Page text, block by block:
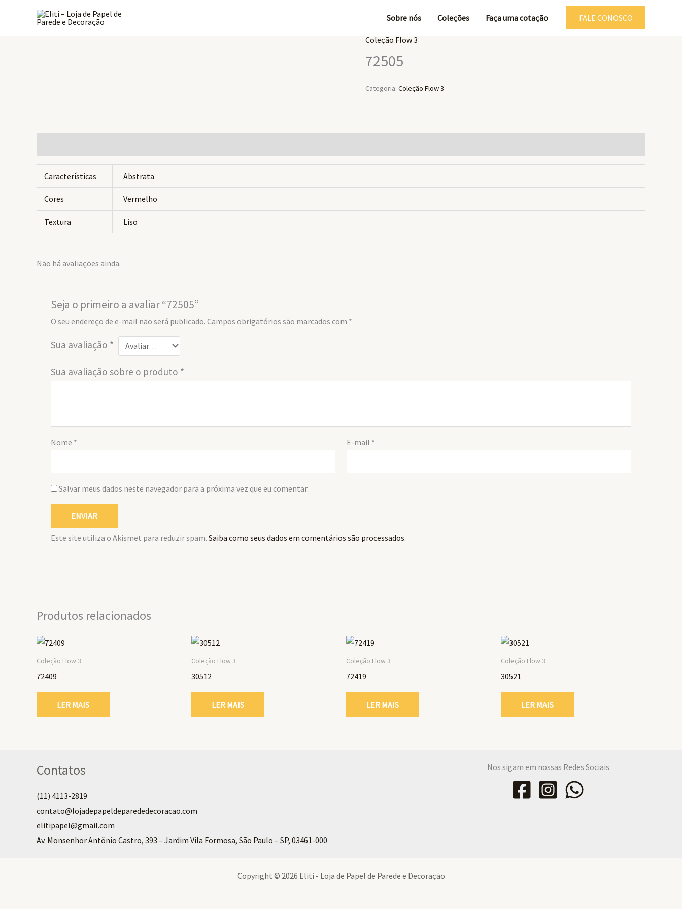
Sobre nós Coleções Faça uma cotação FALE CONOSCO
Coleção Flow 3
72505
Categoria: Coleção Flow 3
Características Abstrata
Cores Vermelho
Textura Liso
Não há avaliações ainda.
Seja o primeiro a avaliar “72505”
O seu endereço de e-mail não será publicado. Campos obrigatórios são marcados com *
Sua avaliação *
Sua avaliação sobre o produto *
Nome * E-mail *
Salvar meus dados neste navegador para a próxima vez que eu comentar.
Este site utiliza o Akismet para reduzir spam. Saiba como seus dados em comentários são processados.
Produtos relacionados
Coleção Flow 3
72409
LER MAIS
Coleção Flow 3
30512
LER MAIS
Coleção Flow 3
72419
LER MAIS
Coleção Flow 3
30521
LER MAIS
Contatos
(11) 4113-2819
contato@lojadepapeldeparededecoracao.com
elitipapel@gmail.com​
Av. Monsenhor Antônio Castro, 393 – Jardim Vila Formosa, São Paulo – SP, 03461-000
Nos sigam em nossas Redes Sociais
Copyright © 2026 Eliti - Loja de Papel de Parede e Decoração